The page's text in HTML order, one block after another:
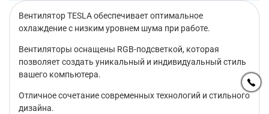
Вентилятор TESLA обеспечивает оптимальное
охлаждение с низким уровнем шума при работе.
Вентиляторы оснащены RGB-подсветкой, которая
позволяет создать уникальный и индивидуальный стиль
вашего компьютера.
Отличное сочетание современных технологий и стильного
дизайна.